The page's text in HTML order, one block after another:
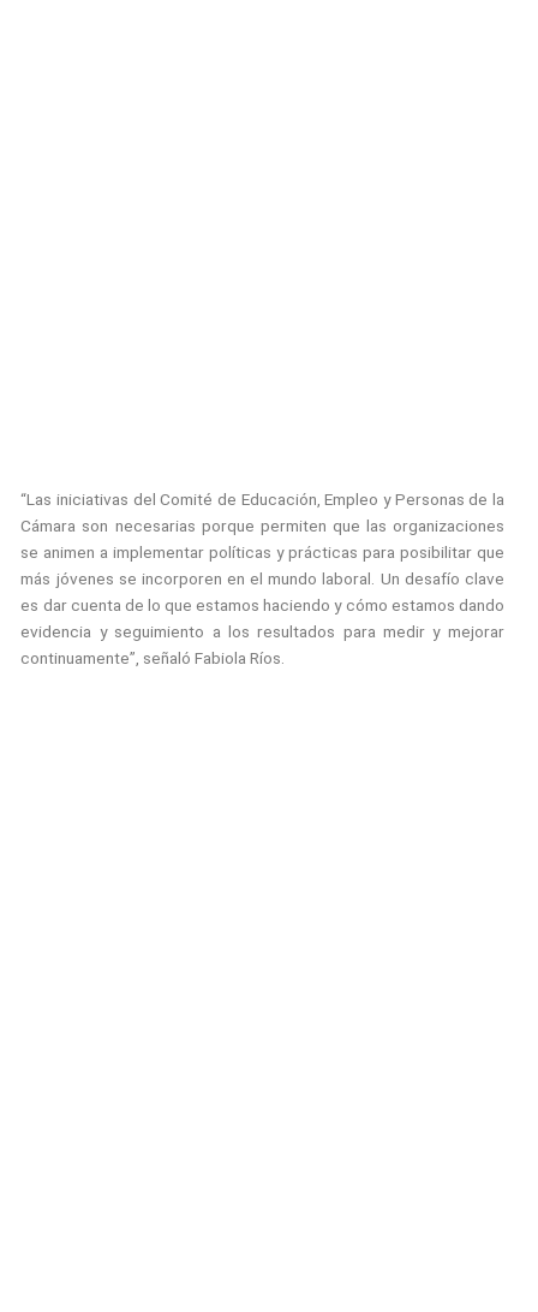
“Las iniciativas del Comité de Educación, Empleo y Personas de la
Cámara son necesarias porque permiten que las organizaciones
se animen a implementar políticas y prácticas para posibilitar que
más jóvenes se incorporen en el mundo laboral. Un desafío clave
es dar cuenta de lo que estamos haciendo y cómo estamos dando
evidencia y seguimiento a los resultados para medir y mejorar
continuamente”, señaló Fabiola Ríos.